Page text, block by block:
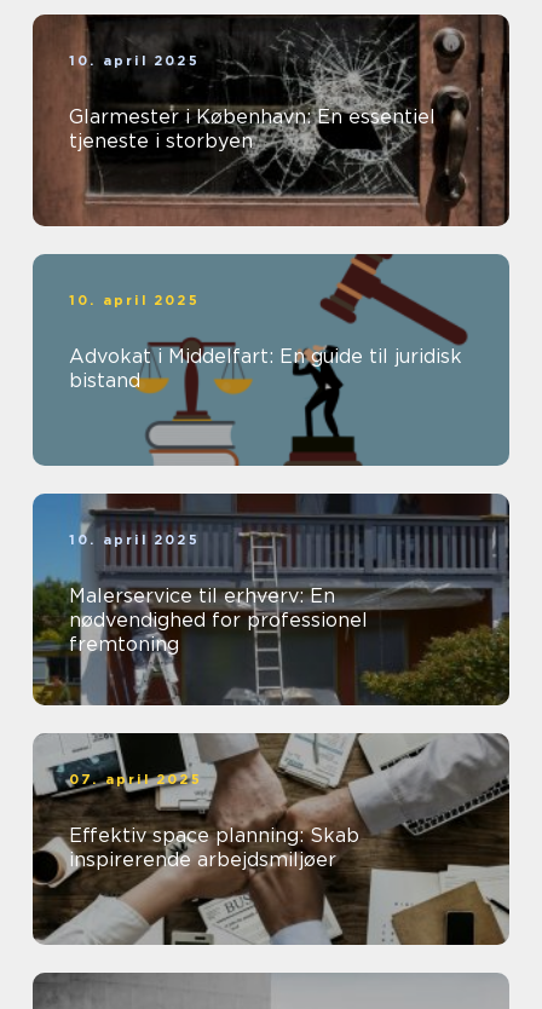
10. april 2025
Glarmester i København: En essentiel
tjeneste i storbyen
10. april 2025
Advokat i Middelfart: En guide til juridisk
bistand
10. april 2025
Malerservice til erhverv: En
nødvendighed for professionel
fremtoning
07. april 2025
Effektiv space planning: Skab
inspirerende arbejdsmiljøer